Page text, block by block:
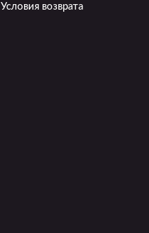
Условия возврата